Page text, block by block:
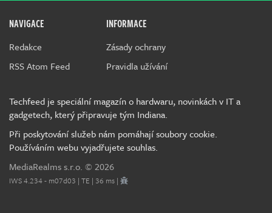
NAVIGACE
Redakce
RSS Atom Feed
INFORMACE
Zásady ochrany
Pravidla užívání
Techfeed je speciální magazín o hardwaru, novinkách v IT a
gadgetech, který připravuje tým Indiana.
Při poskytování služeb nám pomáhají soubory cookie.
Používáním webu vyjadřujete souhlas.
MediaRealms s.r.o. © 2026
IWS 4.234 - m07d03 | TE | 36 ms |